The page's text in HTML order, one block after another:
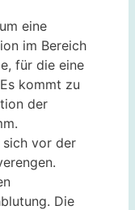
eine
im Bereich
für die eine
kommt zu
der
sich vor der
Die